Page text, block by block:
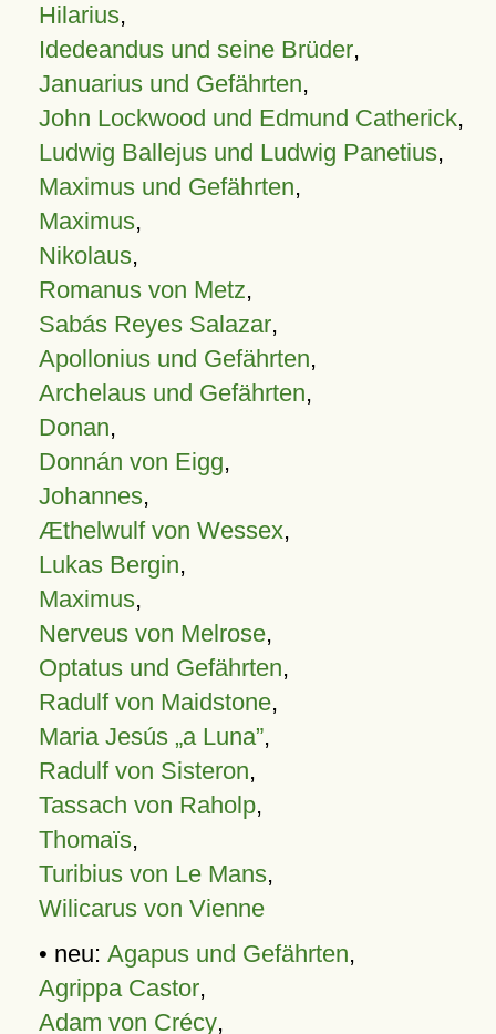
Hilarius,
Idedeandus und seine Brüder,
Januarius und Gefährten,
John Lockwood und Edmund Catherick,
Ludwig Ballejus und Ludwig Panetius,
Maximus und Gefährten,
Maximus,
Nikolaus,
Romanus von Metz,
Sabás Reyes Salazar,
Apollonius und Gefährten,
Archelaus und Gefährten,
Donan,
Donnán von Eigg,
Johannes,
Æthelwulf von Wessex,
Lukas Bergin,
Maximus,
Nerveus von Melrose,
Optatus und Gefährten,
Radulf von Maidstone,
Maria Jesús „a Luna”,
Radulf von Sisteron,
Tassach von Raholp,
Thomaïs,
Turibius von Le Mans,
Wilicarus von Vienne
• neu: Agapus und Gefährten,
Agrippa Castor,
Adam von Crécy,